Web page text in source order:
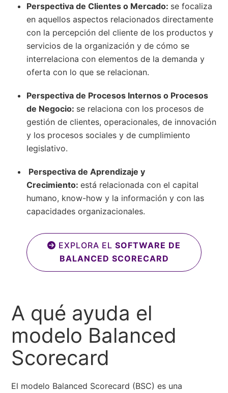
Perspectiva de Clientes o Mercado: se focaliza
en aquellos aspectos relacionados directamente
con la percepción del cliente de los productos y
servicios de la organización y de cómo se
interrelaciona con elementos de la demanda y
oferta con lo que se relacionan.
Perspectiva de Procesos Internos o Procesos
de Negocio: se relaciona con los procesos de
gestión de clientes, operacionales, de innovación
y los procesos sociales y de cumplimiento
legislativo.
Perspectiva de Aprendizaje y
Crecimiento:está relacionada con el capital
humano, know-how y la información y con las
capacidades organizacionales.
EXPLORA EL SOFTWARE DE
BALANCED SCORECARD
A qué ayuda el
modelo Balanced
Scorecard
El modelo Balanced Scorecard (BSC) es una